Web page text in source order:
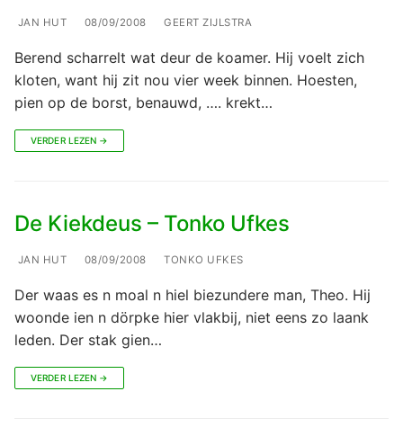
JAN HUT 08/09/2008 GEERT ZIJLSTRA
Berend scharrelt wat deur de koamer. Hij voelt zich
kloten, want hij zit nou vier week binnen. Hoesten,
pien op de borst, benauwd, …. krekt…
VERDER LEZEN →
De Kiekdeus – Tonko Ufkes
JAN HUT 08/09/2008 TONKO UFKES
Der waas es n moal n hiel biezundere man, Theo. Hij
woonde ien n dörpke hier vlakbij, niet eens zo laank
leden. Der stak gien…
VERDER LEZEN →